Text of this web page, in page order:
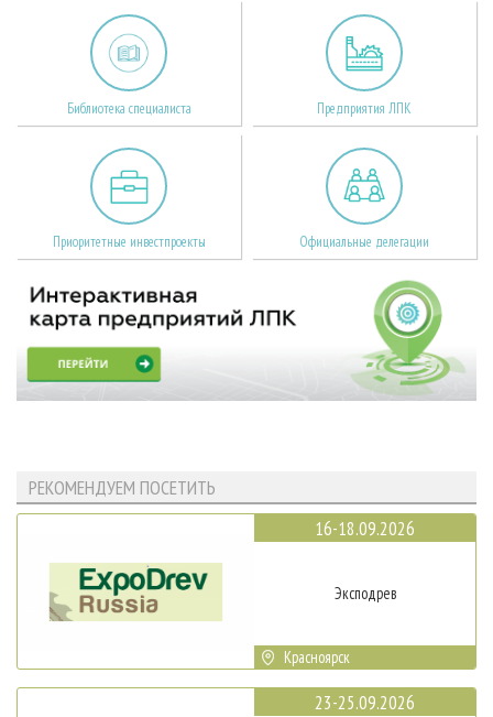
Библиотека специалиста Предприятия ЛПК
Приоритетные инвестпроекты Официальные делегации
РЕКОМЕНДУЕМ ПОСЕТИТЬ
16-18.09.2026
Эксподрев
Красноярск
23-25.09.2026